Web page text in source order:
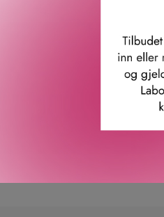
· Den allsidige
Roma Donna Eau de Parfum for
Leverandørs artikkelnummer: